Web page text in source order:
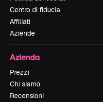
Centro di fiducia
Affiliati
Aziende
Azienda
Prezzi
Chi siamo
Recensioni